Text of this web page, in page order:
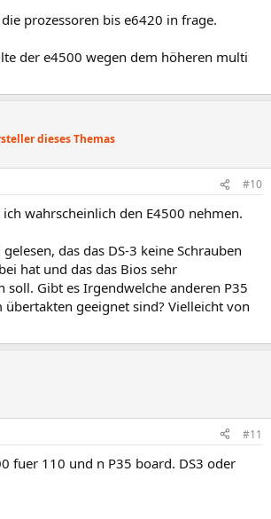
prozessoren bis e6420 in frage.
der e4500 wegen dem höheren multi
dieses Themas
#10
wahrscheinlich den E4500 nehmen.
das das DS-3 keine Schrauben
hat und das das Bios sehr
soll. Gibt es Irgendwelche anderen P35
übertakten geeignet sind? Vielleicht von
#11
fuer 110 und n P35 board. DS3 oder